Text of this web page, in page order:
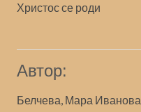
Христос се роди
Автор:
Белчева, Мара Иванова